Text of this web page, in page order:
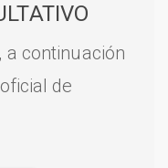
continuación
de